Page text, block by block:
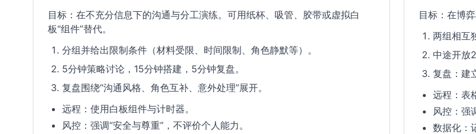
目标：在不充分信息下的沟通与分工演练。可用纸杯、吸管、胶带或虚拟白
板“组件”替代。
分组并给出限制条件（材料受限、时间限制、角色静默等）。
5分钟策略讨论，15分钟搭建，5分钟复盘。
复盘围绕“沟通风格、角色互补、意外处理”展开。
远程：使用白板组件与计时器。
风控：强调“安全与尊重”，不评价个人能力。
目标：在博
两组相互
中途开放
复盘：建
远程：表
风控：强
数据化：